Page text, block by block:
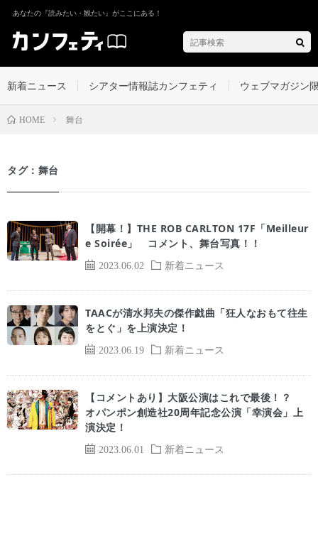
あなたの『読みたい・観たい』がここにある！
新着ニュース シアター情報誌カンフェティ ウェブマガジン
HOME 舞台
タグ：舞台
2023.06.02 新着ニュース
【開幕！】THE ROB CARLTON 17F「Meilleur
e Soirée」 コメント、舞台写真！！
2023.06.19 新着ニュース
TAACが清水邦夫の傑作戯曲「狂人なおもて往生
をとぐ」を上演決定！
2023.06.01 新着ニュース
【コメントあり】大阪公演はこれで最後！？
オパンポン創造社20周年記念公演「幸演会」上
演決定！